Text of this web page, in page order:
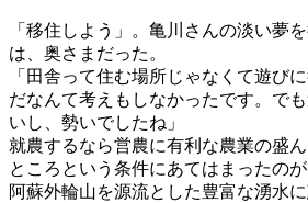
「移住しよう」。亀川さんの淡い夢
は、奥さまだった。
「田舎って住む場所じゃなくて遊び
だなんて考えもしなかったです。で
いし、勢いでしたね」
就農するなら営農に有利な農業の盛
ところという条件にあてはまったの
阿蘇外輪山を源流とした豊富な湧水